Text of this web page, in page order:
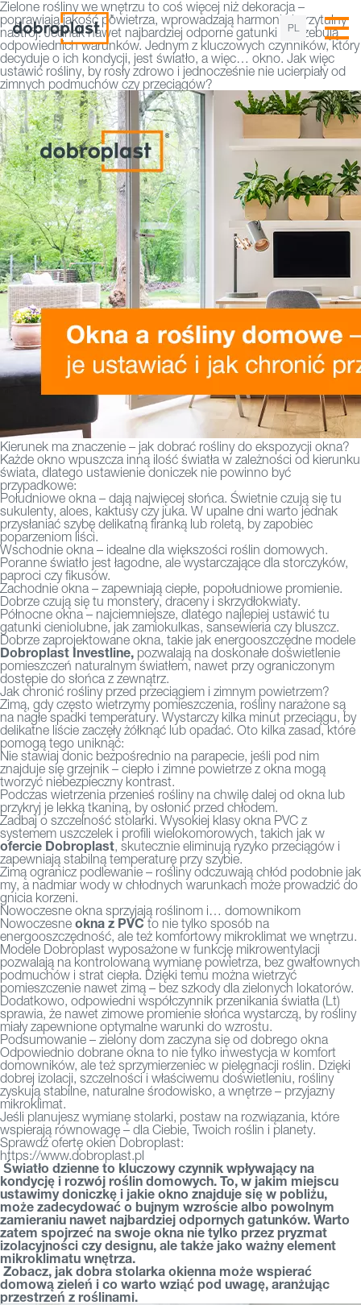
PL
Zielone rośliny we wnętrzu to coś więcej niż dekoracja –
poprawiają jakość powietrza, wprowadzają harmonię i przytulny
nastrój. Jednak nawet najbardziej odporne gatunki potrzebują
odpowiednich warunków. Jednym z kluczowych czynników, który
decyduje o ich kondycji, jest światło, a więc… okno. Jak więc
ustawić rośliny, by rosły zdrowo i jednocześnie nie ucierpiały od
zimnych podmuchów czy przeciągów?
Kierunek ma znaczenie – jak dobrać rośliny do ekspozycji okna?
Każde okno wpuszcza inną ilość światła w zależności od kierunku
świata, dlatego ustawienie doniczek nie powinno być
przypadkowe:
Południowe okna – dają najwięcej słońca. Świetnie czują się tu
sukulenty, aloes, kaktusy czy juka. W upalne dni warto jednak
przysłaniać szybę delikatną firanką lub roletą, by zapobiec
poparzeniom liści.
Wschodnie okna – idealne dla większości roślin domowych.
Poranne światło jest łagodne, ale wystarczające dla storczyków,
paproci czy fikusów.
Zachodnie okna – zapewniają ciepłe, popołudniowe promienie.
Dobrze czują się tu monstery, draceny i skrzydłokwiaty.
Północne okna – najciemniejsze, dlatego najlepiej ustawić tu
gatunki cieniolubne, jak zamiokulkas, sansewieria czy bluszcz.
Dobrze zaprojektowane okna, takie jak energooszczędne modele
Dobroplast Investline, pozwalają na doskonałe doświetlenie
pomieszczeń naturalnym światłem, nawet przy ograniczonym
dostępie do słońca z zewnątrz.
Jak chronić rośliny przed przeciągiem i zimnym powietrzem?
Zimą, gdy często wietrzymy pomieszczenia, rośliny narażone są
na nagłe spadki temperatury. Wystarczy kilka minut przeciągu, by
delikatne liście zaczęły żółknąć lub opadać. Oto kilka zasad, które
pomogą tego uniknąć:
Nie stawiaj donic bezpośrednio na parapecie, jeśli pod nim
znajduje się grzejnik – ciepło i zimne powietrze z okna mogą
tworzyć niebezpieczny kontrast.
Podczas wietrzenia przenieś rośliny na chwilę dalej od okna lub
przykryj je lekką tkaniną, by osłonić przed chłodem.
Zadbaj o szczelność stolarki. Wysokiej klasy okna PVC z
systemem uszczelek i profili wielokomorowych, takich jak w
ofercie Dobroplast, skutecznie eliminują ryzyko przeciągów i
zapewniają stabilną temperaturę przy szybie.
Zimą ogranicz podlewanie – rośliny odczuwają chłód podobnie jak
my, a nadmiar wody w chłodnych warunkach może prowadzić do
gnicia korzeni.
Nowoczesne okna sprzyjają roślinom i… domownikom
Nowoczesne okna z PVCto nie tylko sposób na
energooszczędność, ale też komfortowy mikroklimat we wnętrzu.
Modele Dobroplast wyposażone w funkcję mikrowentylacji
pozwalają na kontrolowaną wymianę powietrza, bez gwałtownych
podmuchów i strat ciepła. Dzięki temu można wietrzyć
pomieszczenie nawet zimą – bez szkody dla zielonych lokatorów.
Dodatkowo, odpowiedni współczynnik przenikania światła (Lt)
sprawia, że nawet zimowe promienie słońca wystarczą, by rośliny
miały zapewnione optymalne warunki do wzrostu.
Podsumowanie – zielony dom zaczyna się od dobrego okna
Odpowiednio dobrane okna to nie tylko inwestycja w komfort
domowników, ale też sprzymierzeniec w pielęgnacji roślin. Dzięki
dobrej izolacji, szczelności i właściwemu doświetleniu, rośliny
zyskują stabilne, naturalne środowisko, a wnętrze – przyjazny
mikroklimat.
Jeśli planujesz wymianę stolarki, postaw na rozwiązania, które
wspierają równowagę – dla Ciebie, Twoich roślin i planety.
Sprawdź ofertę okien Dobroplast:
https://www.dobroplast.pl
Światło dzienne to kluczowy czynnik wpływający na
kondycję i rozwój roślin domowych. To, w jakim miejscu
ustawimy doniczkę i jakie okno znajduje się w pobliżu,
może zadecydować o bujnym wzroście albo powolnym
zamieraniu nawet najbardziej odpornych gatunków. Warto
zatem spojrzeć na swoje okna nie tylko przez pryzmat
izolacyjności czy designu, ale także jako ważny element
mikroklimatu wnętrza.
Zobacz, jak dobra stolarka okienna może wspierać
domową zieleń i co warto wziąć pod uwagę, aranżując
przestrzeń z roślinami.